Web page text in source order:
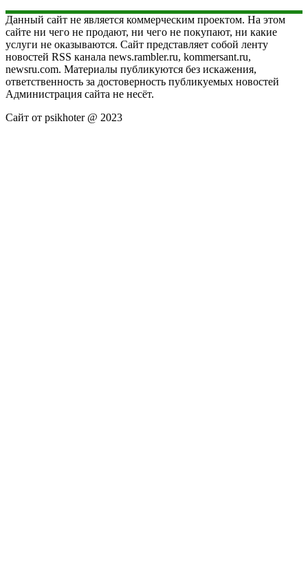
Данный сайт не является коммерческим проектом. На этом
сайте ни чего не продают, ни чего не покупают, ни какие
услуги не оказываются. Сайт представляет собой ленту
новостей RSS канала news.rambler.ru, kommersant.ru,
newsru.com. Материалы публикуются без искажения,
ответственность за достоверность публикуемых новостей
Администрация сайта не несёт.
Сайт от psikhoter @ 2023